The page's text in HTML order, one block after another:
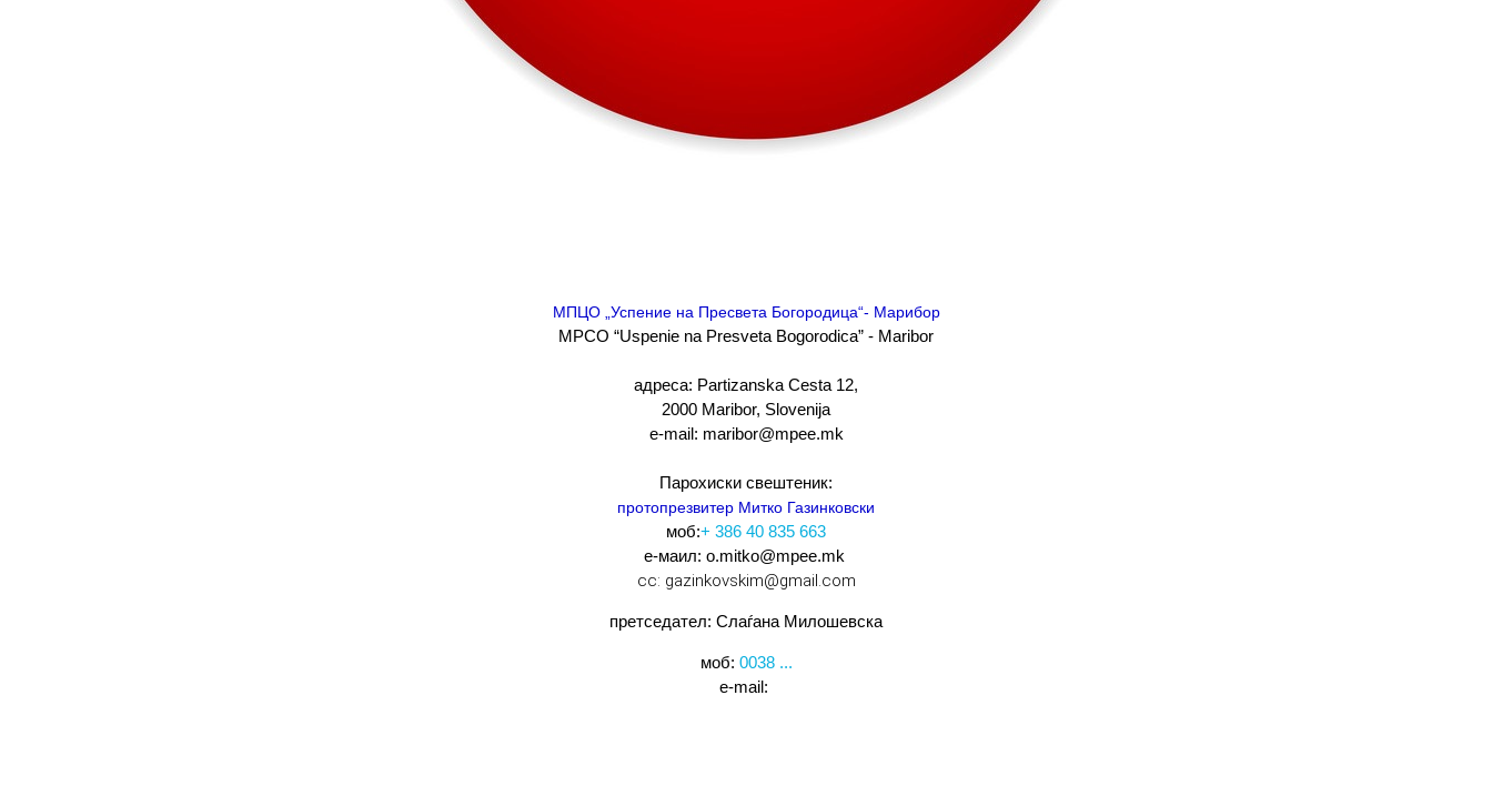
МПЦО „Успение на Пресвета Богородица“- Марибор
MPCO “Uspenie na Presveta Bogorodica” - Maribor
адреса: Partizanska Cesta 12,
2000 Maribor, Slovenija
e-mail: maribor@mpee.mk
Парохиски свештеник:
протопрезвитер Митко Газинковски
моб:+ 386 40 835 663
е-маил: o.mitko@mpee.mk
cc: gazinkovskim@gmail.com
претседател: Слаѓана Милошевска
моб: 0038 ...
e-mail: